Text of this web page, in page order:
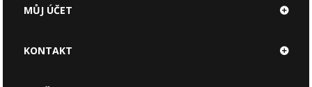
MŮJ ÚČET
KONTAKT